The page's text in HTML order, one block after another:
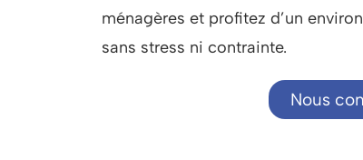
ménagères et profitez d’un
sans stress ni contrainte.
Nous